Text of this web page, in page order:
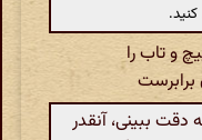
کنید.
و تاب را
ببینی، آنقدر